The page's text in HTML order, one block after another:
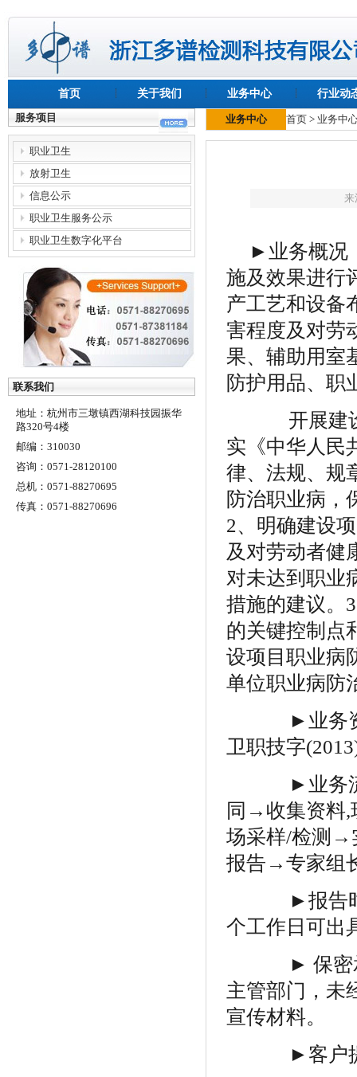
首页 关于我们 业务中心
行业动
服务项目
职业卫生
放射卫生
信息公示
职业卫生服务公示
职业卫生数字化平台
联系我们
地址：杭州市三墩镇西湖科技园振华
路320号4楼
邮编：310030
咨询：0571-28120100
总机：0571-88270695
传真：0571-88270696
业务中心 首页 > 业务中
来
► 业务概况
施及效果进行
产工艺和设备
害程度及对劳
果、辅助用室
防护用品、职
开展建设
实《中华人民
律、法规、规
防治职业病，
2、明确建设
及对劳动者健
对未达到职业
措施的建议。 3
的关键控制点
设项目职业病
单位职业病防
►业务资
卫职技字
►业务
同 →收集资料,
场采样/检测→
报告→专家组
►报告时
个工作日可出
► 保密承
主管部门，未
宣传材料。
►客户提